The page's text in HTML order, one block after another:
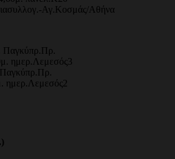
Αγ.Κοσμάς/Αθήνα
Παγκύπρ.Πρ.
ημερ.Λεμεσός3
ημερ.Λεμεσός2